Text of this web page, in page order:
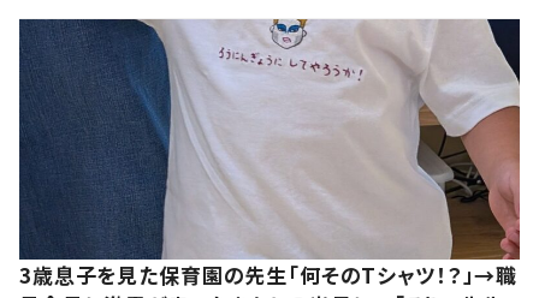
3歳息子を見た保育園の先生「何そのTシャツ！？」→職